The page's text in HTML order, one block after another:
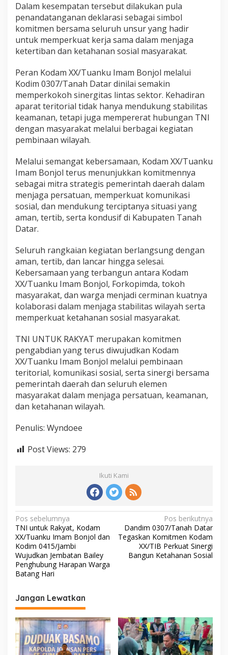
Dalam kesempatan tersebut dilakukan pula
penandatanganan deklarasi sebagai simbol
komitmen bersama seluruh unsur yang hadir
untuk memperkuat kerja sama dalam menjaga
ketertiban dan ketahanan sosial masyarakat.
Peran Kodam XX/Tuanku Imam Bonjol melalui
Kodim 0307/Tanah Datar dinilai semakin
memperkokoh sinergitas lintas sektor. Kehadiran
aparat teritorial tidak hanya mendukung stabilitas
keamanan, tetapi juga mempererat hubungan TNI
dengan masyarakat melalui berbagai kegiatan
pembinaan wilayah.
Melalui semangat kebersamaan, Kodam XX/Tuanku
Imam Bonjol terus menunjukkan komitmennya
sebagai mitra strategis pemerintah daerah dalam
menjaga persatuan, memperkuat komunikasi
sosial, dan mendukung terciptanya situasi yang
aman, tertib, serta kondusif di Kabupaten Tanah
Datar.
Seluruh rangkaian kegiatan berlangsung dengan
aman, tertib, dan lancar hingga selesai.
Kebersamaan yang terbangun antara Kodam
XX/Tuanku Imam Bonjol, Forkopimda, tokoh
masyarakat, dan warga menjadi cerminan kuatnya
kolaborasi dalam menjaga stabilitas wilayah serta
memperkuat ketahanan sosial masyarakat.
TNI UNTUK RAKYAT merupakan komitmen
pengabdian yang terus diwujudkan Kodam
XX/Tuanku Imam Bonjol melalui pembinaan
teritorial, komunikasi sosial, serta sinergi bersama
pemerintah daerah dan seluruh elemen
masyarakat dalam menjaga persatuan, keamanan,
dan ketahanan wilayah.
Penulis: Wyndoee
Post Views: 279
Ikuti Kami
N
a
v
i
g
a
s
i
p
o
Pos sebelumnya
TNI untuk Rakyat, Kodam
XX/Tuanku Imam Bonjol dan
Kodim 0415/Jambi
Wujudkan Jembatan Bailey
Penghubung Harapan Warga
Batang Hari
Pos berikutnya
Dandim 0307/Tanah Datar
Tegaskan Komitmen Kodam
XX/TIB Perkuat Sinergi
Bangun Ketahanan Sosial
Jangan Lewatkan